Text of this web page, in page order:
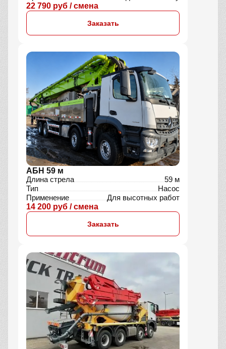
22 790 руб / смена
Заказать
АБН 59 м
Длина стрела
59 м
Тип
Насос
Применение
Для высотных работ
14 200 руб / смена
Заказать